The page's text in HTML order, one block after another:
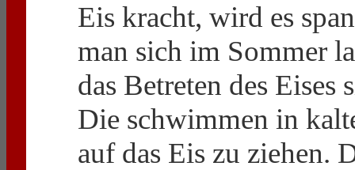
Eis kracht, wird es
man sich im Sommer
das Betreten des
Die schwimmen in
auf das Eis zu ziehen.